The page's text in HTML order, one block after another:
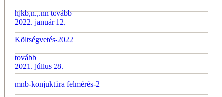
hjkb,n.,.nn tovább
2022. január 12.
Költségvetés-2022
tovább
2021. július 28.
mnb-konjuktúra felmérés-2